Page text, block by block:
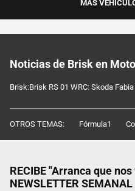
MÁS
Noticias de Brisk en
Brisk:Brisk RS 01 WRC: Skoda
OTROS TEMAS: Fórmula1
RECIBE "Arranca que
NEWSLETTER SEMANAL